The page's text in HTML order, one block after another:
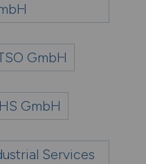
GmbH
GmbH
Services